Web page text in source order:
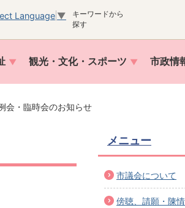
Language ▼
キーワードから
探す
観光・文化・スポーツ 市政情
会・臨時会のお知らせ
メニュー
市議会について
傍聴、請願・陳